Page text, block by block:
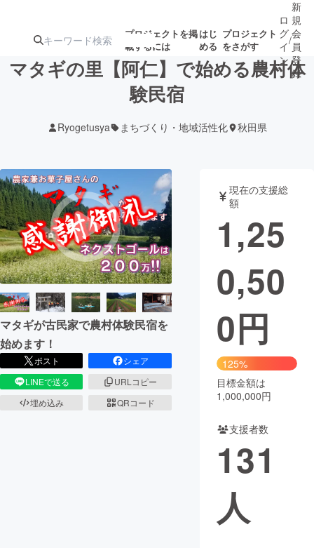
プロジェクトを掲
載するには
はじ
める
プロジェクト
をさがす
ターン
ジェクト
募集終了が近いプ
ロジェクト
されます
アート・写真 音楽
テクノロジー・ガジェット ゲーム・サ
映像・映画
ビジネス・起業
CAMPFIRE for Social Good
CAMPFIRE Creation
CAMPFIREふるさと納税
コミュニティ
ロ
グ
イ
ン
/
新
規
会
員
登
録
マタギの里【阿仁】で始める農村体
験民宿
Ryogetusya まちづくり・地域活性化 秋田県
マタギが古民家で農村体験民宿を
始めます！
ポスト
シェア
LINEで送る
URLコピー
埋め込み
QRコード
現在の支援総
額
1,25
0,50
0円
125%
目標金額は
1,000,000円
支援者数
131
人